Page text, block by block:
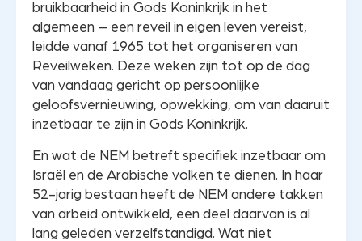
bruikbaarheid in Gods Koninkrijk in het
algemeen – een reveil in eigen leven vereist,
leidde vanaf 1965 tot het organiseren van
Reveilweken. Deze weken zijn tot op de dag
van vandaag gericht op persoonlijke
geloofsvernieuwing, opwekking, om van daaruit
inzetbaar te zijn in Gods Koninkrijk.
En wat de NEM betreft specifiek inzetbaar om
Israël en de Arabische volken te dienen. In haar
52-jarig bestaan heeft de NEM andere takken
van arbeid ontwikkeld, een deel daarvan is al
lang geleden verzelfstandigd. Wat niet